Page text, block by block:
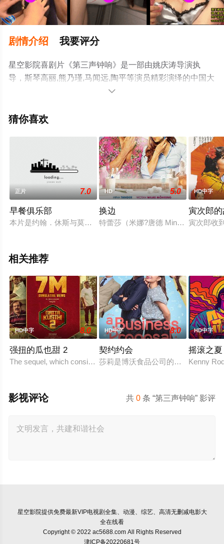
剧情介绍 我要评分
星空影院喜剧片《第三声钟响》是一部由姚庆涛导演执
导，斯琴高丽,熊乃瑾,马闻远,陶平等演员精彩演绎的中国大
陆电影，手机免费观看高清未删减完整版电影大全就上星
情网等平台了解。

猜你喜欢
正片 7.0
早餐俱乐部
本片是约翰．休斯与莫利．林沃德继《少女十五十六时》之后
HD 5.0
换边
特蕾莎（米娜?唐德 Mina Tander 饰
HD中字
寅次郎
寅次郎收
相关推荐
HD中字 8.0
强扭的瓜也甜 2
The sequel, which consists of consecutive events following t
HD中字 8.0
契约约会
莎莉是博沃食品公司的食品分析师，
HD中字
摇滚之夏
Kenny
共0 条 “第三声钟响” 影评
影视评论
星空影院提供免费最新VIP电视剧全集、动漫、综艺、高清无删减电影大
全在线看
Copyright © 2022 ac5688.com All Rights Reserved
津ICP备20220681号